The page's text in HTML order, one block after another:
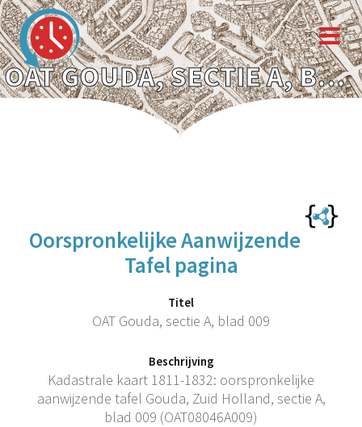
OAT GOUDA, SECTIE A, BLAD 009
Oorspronkelijke Aanwijzende
Tafel pagina
Titel
OAT Gouda, sectie A, blad 009
Beschrijving
Kadastrale kaart 1811-1832: oorspronkelijke
aanwijzende tafel Gouda, Zuid Holland, sectie A,
blad 009 (OAT08046A009)